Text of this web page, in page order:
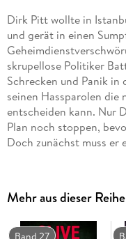
Dirk Pitt wollte in
und gerät in einen
skrupellose Politiker
Schrecken und Panik
seinen Hassparolen die
entscheiden kann. Nur
Plan noch stoppen,
Doch zunächst muss er
Mehr aus dieser Reihe